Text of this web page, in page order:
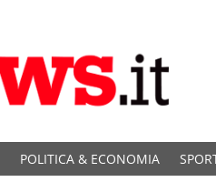
POLITICA & ECONOMIA